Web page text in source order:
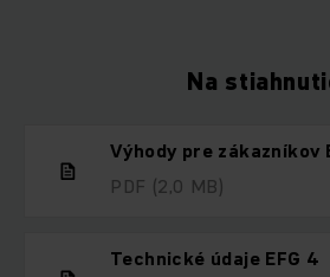
Na
Výhody pre zákazníkov
PDF (2,0 MB)
Technické údaje EFG 4